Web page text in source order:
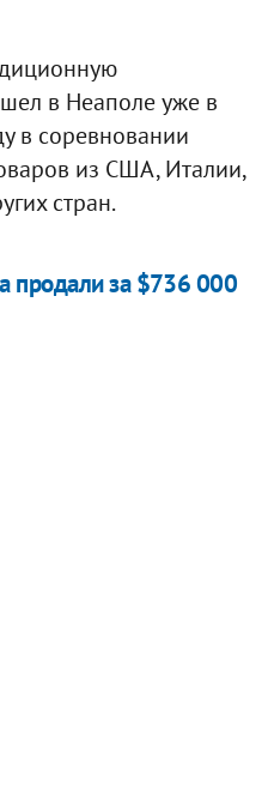
в Неаполе уже в
в соревновании
из США, Италии,
стран.
продали за $736 000